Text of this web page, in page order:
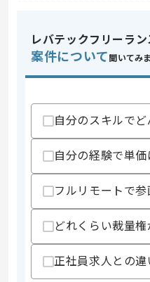
担
ム
スキル
求
・
・
-
-
-
歓
・
レバテックフリーラン
案件について 聞いてみ
自分のスキルで
自分の経験で単
フルリモートで
どれくらい裁量権
正社員求人との違